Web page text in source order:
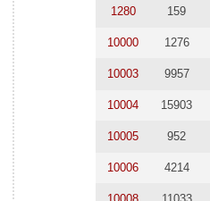
1280 159
10000 1276
10003 9957
10004 15903
10005 952
10006 4214